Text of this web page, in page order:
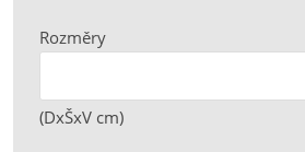
Rozměry
(DxŠxV cm)